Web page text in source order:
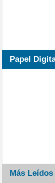
Papel
Más Leídos